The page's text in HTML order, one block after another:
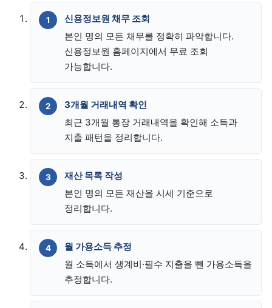
신용정보원 채무 조회
본인 명의 모든 채무를 정확히 파악합니다.
신용정보원 홈페이지에서 무료 조회
가능합니다.
3개월 거래내역 확인
최근 3개월 통장 거래내역을 확인해 소득과
지출 패턴을 정리합니다.
재산 목록 작성
본인 명의 모든 재산을 시세 기준으로
정리합니다.
월 가용소득 추정
월 소득에서 생계비·필수 지출을 뺀 가용소득을
추정합니다.